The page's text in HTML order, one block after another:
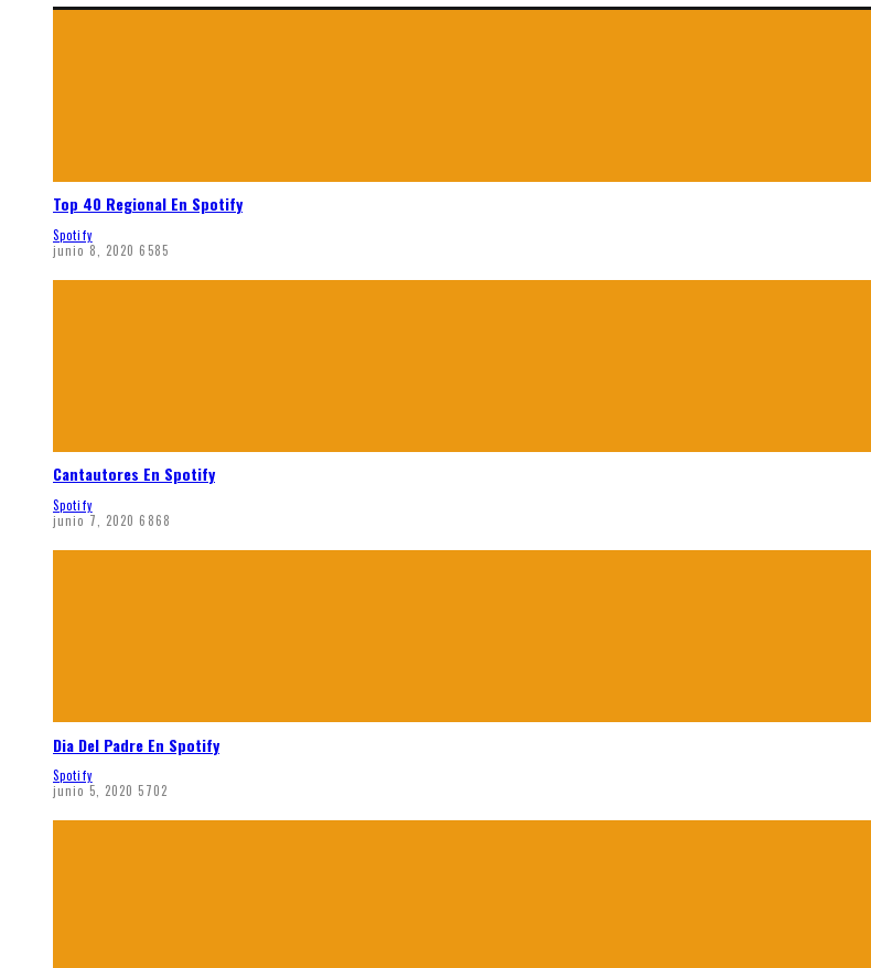
Top 40 Regional En Spotify
Spotify
junio 8, 2020 6585
Cantautores En Spotify
Spotify
junio 7, 2020 6868
Dia Del Padre En Spotify
Spotify
junio 5, 2020 5702